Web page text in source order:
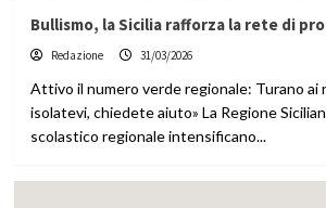
Bullismo, la Sicilia rafforza la rete di
Redazione 31/03/2026
Attivo il numero verde regionale: Turano ai
isolatevi, chiedete aiuto» La Regione
scolastico regionale intensificano...